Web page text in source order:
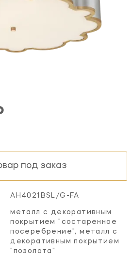
под заказ
AH4021BSL/G-FA
металл с декоративным
покрытием "состаренное
посеребрение", металл с
декоративным покрытием
"позолота"